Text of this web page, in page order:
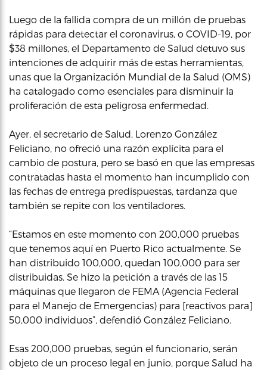
Luego de la fallida compra de un millón de pruebas
rápidas para detectar el coronavirus, o COVID-19, por
$38 millones, el Departamento de Salud detuvo sus
intenciones de adquirir más de estas herramientas,
unas que la Organización Mundial de la Salud (OMS)
ha catalogado como esenciales para disminuir la
proliferación de esta peligrosa enfermedad.
Ayer, el secretario de Salud, Lorenzo González
Feliciano, no ofreció una razón explícita para el
cambio de postura, pero se basó en que las empresas
contratadas hasta el momento han incumplido con
las fechas de entrega predispuestas, tardanza que
también se repite con los ventiladores.
“Estamos en este momento con 200,000 pruebas
que tenemos aquí en Puerto Rico actualmente. Se
han distribuido 100,000, quedan 100,000 para ser
distribuidas. Se hizo la petición a través de las 15
máquinas que llegaron de FEMA (Agencia Federal
para el Manejo de Emergencias) para [reactivos para]
50,000 individuos”, defendió González Feliciano.
Esas 200,000 pruebas, según el funcionario, serán
objeto de un proceso legal en junio, porque Salud ha